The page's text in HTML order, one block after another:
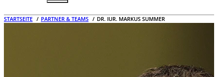
STARTSEITE PARTNER & TEAMS DR. IUR. MARKUS SUMMER